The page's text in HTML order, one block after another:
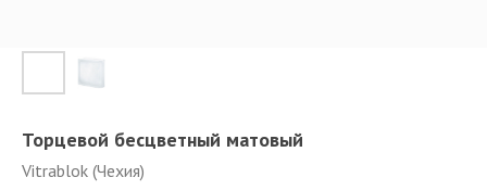
Торцевой бесцветный матовый
Vitrablok (Чехия)